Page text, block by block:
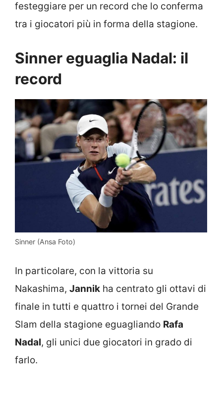
festeggiare per un record che lo conferma
tra i giocatori più in forma della stagione.
Sinner eguaglia Nadal: il
record
Sinner (Ansa Foto)
In particolare, con la vittoria su
Nakashima, Jannik ha centrato gli ottavi di
finale in tutti e quattro i tornei del Grande
Slam della stagione eguagliando Rafa
Nadal, gli unici due giocatori in grado di
farlo.